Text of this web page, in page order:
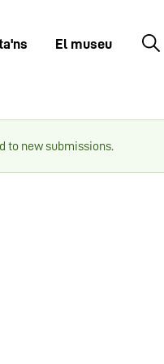
El museu Buscar
to new submissions.